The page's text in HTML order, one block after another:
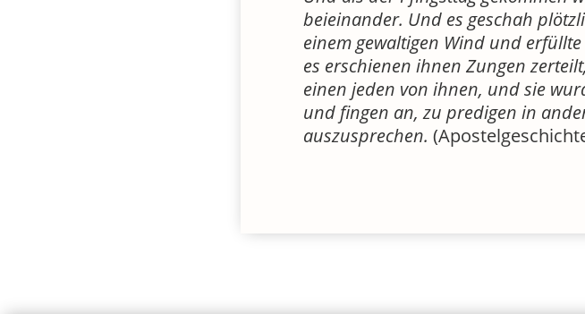
beieinander. Und es geschah
einem gewaltigen Wind und
es erschienen ihnen Zungen
einen jeden von ihnen, und sie
und fingen an, zu predigen in
auszusprechen.